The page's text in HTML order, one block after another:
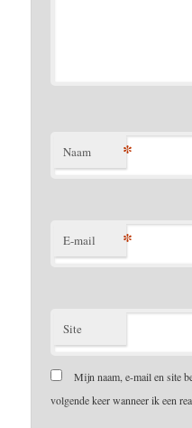
Naam *
E-mail *
Site
Mijn naam, e-mail en site
volgende keer wanneer ik een